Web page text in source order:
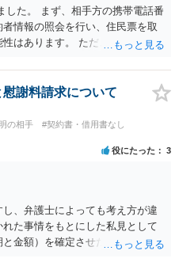
し、そのチケットが入手困難で
断は変わってくるかもしれませ
法に規定する特定興行入場券に
。 このように、本件の紛争は、
どこにあるのかを追求した解決が
難しい問題なので、弁護士によっ
した。 まず、相手方の携帯電話番
情報の照会を行い、住民票を取
はあります。 ただ、他人名義の
案であれば照会できる可能性はあ
る方法より難しくなります。 身元
どうかを確認していきます。 基
求ができません。 詐欺を含め、
認していきます。 さらに、渡し
かも精査します。 上記を経て、
できるのであれば、まずは交渉
。 ご理解のとおり、詐欺である
刑事事件化が出来るのであれば、
すが、民事上の詐欺の立証以上
ついては、一度、最寄りの警察
い。 具体的な見通しに関して
謝料請求について
の相手
#契約書・借用書なし
役にたった 3
、弁護士によっても考え方が違
た事情をもとにした私見として
金額）を確定させた上で、淡々